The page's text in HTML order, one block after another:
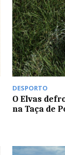
DESPORTO
O Elvas
na Taça de